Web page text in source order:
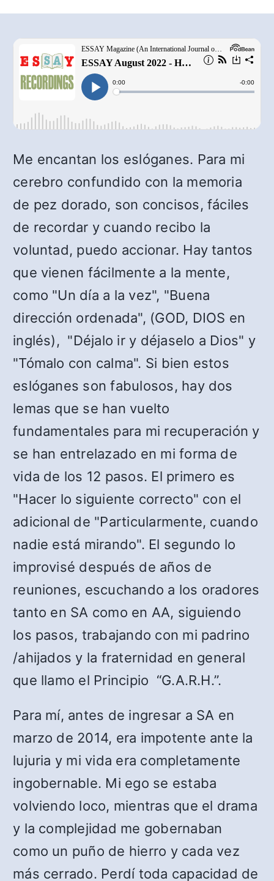
Me encantan los eslóganes. Para mi
cerebro confundido con la memoria
de pez dorado, son concisos, fáciles
de recordar y cuando recibo la
voluntad, puedo accionar. Hay tantos
que vienen fácilmente a la mente,
como "Un día a la vez", "Buena
dirección ordenada", (GOD, DIOS en
inglés), "Déjalo ir y déjaselo a Dios" y
"Tómalo con calma". Si bien estos
eslóganes son fabulosos, hay dos
lemas que se han vuelto
fundamentales para mi recuperación y
se han entrelazado en mi forma de
vida de los 12 pasos. El primero es
"Hacer lo siguiente correcto" con el
adicional de "Particularmente, cuando
nadie está mirando". El segundo lo
improvisé después de años de
reuniones, escuchando a los oradores
tanto en SA como en AA, siguiendo
los pasos, trabajando con mi padrino
/ahijados y la fraternidad en general
que llamo el Principio “G.A.R.H.”.
Para mí, antes de ingresar a SA en
marzo de 2014, era impotente ante la
lujuria y mi vida era completamente
ingobernable. Mi ego se estaba
volviendo loco, mientras que el drama
y la complejidad me gobernaban
como un puño de hierro y cada vez
más cerrado. Perdí toda capacidad de